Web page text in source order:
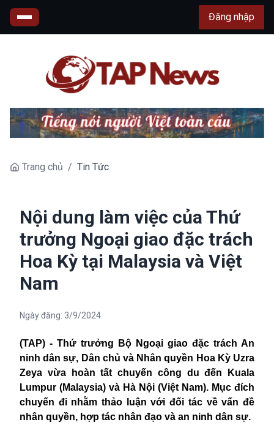
Đăng nhập
Trang chủ / Tin Tức
Nội dung làm việc của Thứ
trưởng Ngoại giao đặc trách
Hoa Kỳ tại Malaysia và Việt
Nam
Ngày đăng: 3/9/2024
(TAP) - Thứ trưởng Bộ Ngoại giao đặc trách An
ninh dân sự, Dân chủ và Nhân quyền Hoa Kỳ Uzra
Zeya vừa hoàn tất chuyến công du đến Kuala
Lumpur (Malaysia) và Hà Nội (Việt Nam). Mục đích
chuyến đi nhằm thảo luận với đối tác về vấn đề
nhân quyền, hợp tác nhân đạo và an ninh dân sự.